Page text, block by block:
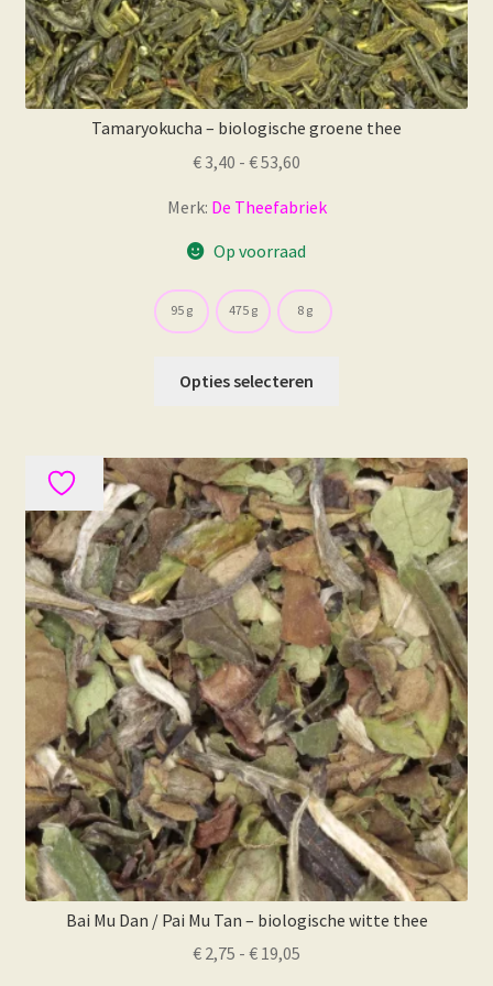
Tamaryokucha – biologische groene thee
€ 3,40 - €53,60
tot
€ 53,60
Merk: De Theefabriek
Op voorraad
95 g 475 g 8 g
Opties selecteren
variaties.
Deze
optie
kan
gekozen
worden
op
de
productpagina
Bai Mu Dan / Pai Mu Tan – biologische witte thee
€ 2,75 - € 19,05